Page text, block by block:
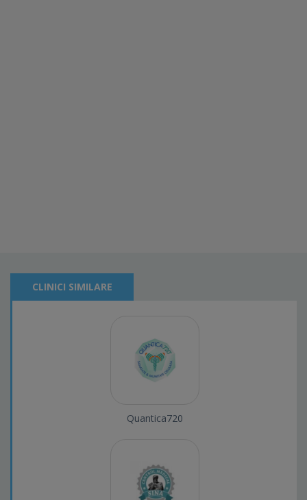
CLINICI SIMILARE
Quantica720